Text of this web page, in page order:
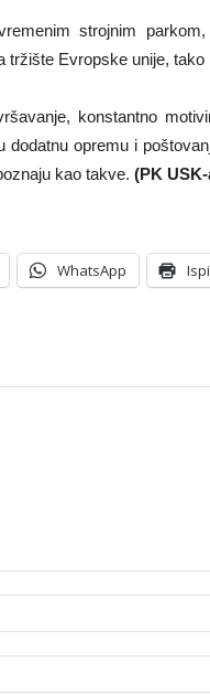
strojnim
tržište Evropske unije,
konstantno
dodatnu opremu i
kao takve. (PK
WhatsApp